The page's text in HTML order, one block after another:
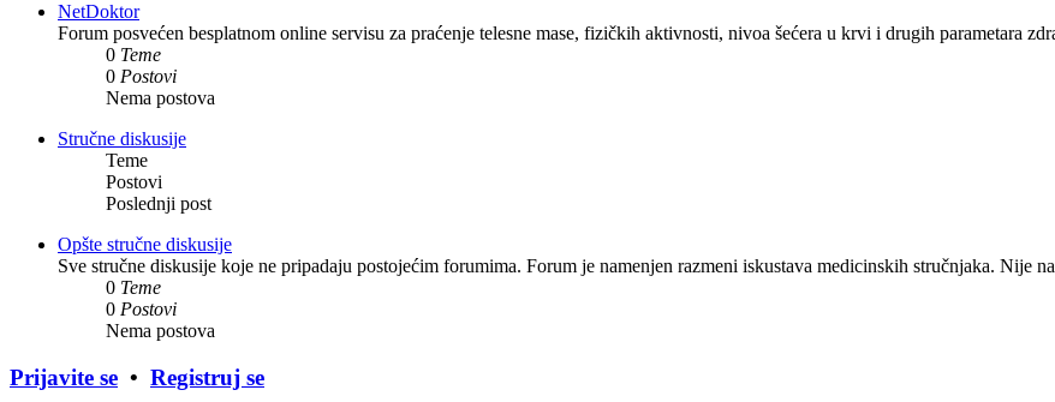
NetDoktor
Forum posvećen besplatnom online servisu za praćenje telesne mase, fizičkih aktivnosti, nivoa šećera u krvi i drugih parametara
0 Teme
0 Postovi
Nema postova
Stručne diskusije
Teme
Postovi
Poslednji post
Opšte stručne diskusije
Sve stručne diskusije koje ne pripadaju postojećim forumima. Forum je namenjen razmeni iskustava medicinskih stručnjaka. Nije
0 Teme
0 Postovi
Nema postova
Prijavite se • Registruj se